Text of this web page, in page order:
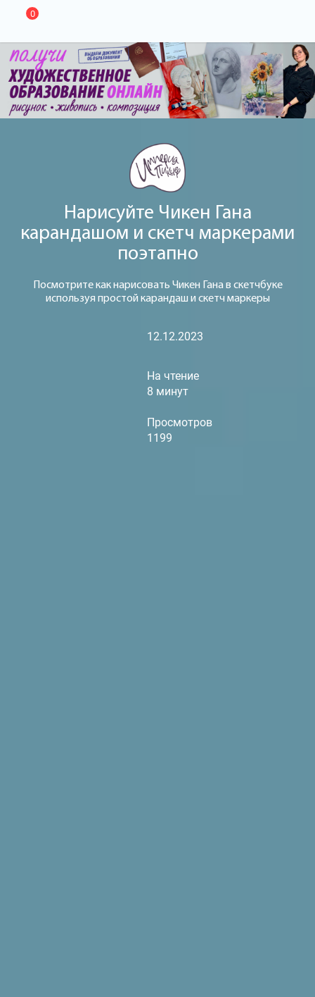
0
Нарисуйте Чикен Гана
карандашом и скетч маркерами
поэтапно
Посмотрите как нарисовать Чикен Гана в скетчбуке
используя простой карандаш и скетч маркеры
12.12.2023
На чтение
8 минут
Просмотров
1199